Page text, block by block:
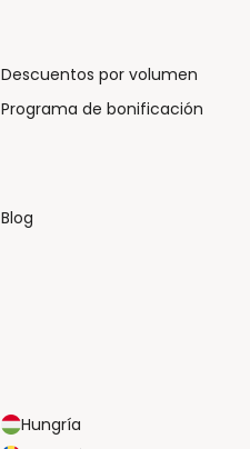
Hungría
Descuentos por volumen
Programa de bonificación
Blog